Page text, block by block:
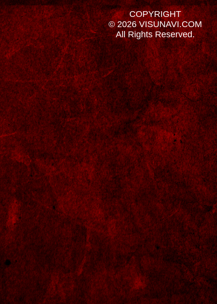
COPYRIGHT
© 2026 VISUNAVI.COM
All Rights Reserved.